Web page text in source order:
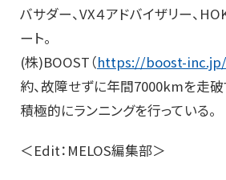
バサダー、VX４アドバイザリー、
ート。
(株)BOOST（https://boost-inc.jp/
約、故障せずに年間7000kmを走破
積極的にランニングを行っている。
＜Edit：MELOS編集部＞